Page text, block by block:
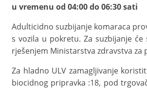
u vremenu od 04:00 do 06:30 sati
Adulticidno suzbijanje komaraca
s vozila u pokretu. Za suzbijanje
rješenjem Ministarstva zdravstva
Za hladno ULV zamagljivanje
biocidnog pripravka :18, pod